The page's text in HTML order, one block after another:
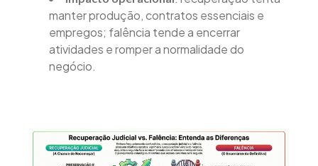
manter produção, contratos essenciais e
empregos; falência tende a encerrar
atividades e romper a normalidade do
negócio.